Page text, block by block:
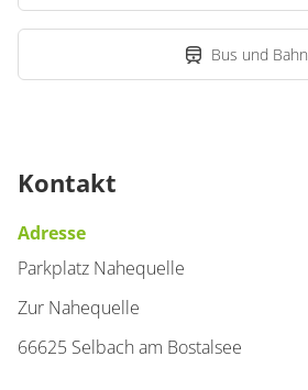
Bus und Bahn
Kontakt
Adresse
Parkplatz Nahequelle
Zur Nahequelle
66625 Selbach am Bostalsee